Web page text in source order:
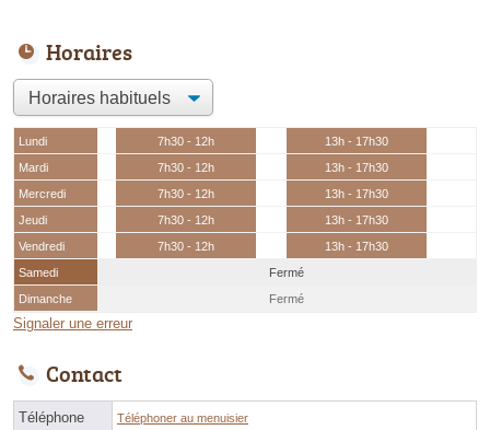
Horaires
Lundi 7h30 - 12h
13h - 17h30
Mardi
7h30 - 12h
13h - 17h30
Mercredi
7h30 - 12h
13h - 17h30
Jeudi
7h30 - 12h
13h - 17h30
Vendredi
7h30 - 12h
13h - 17h30
Samedi
Fermé
Dimanche
Fermé
Signaler une erreur
Contact
Téléphone Téléphoner au menuisier